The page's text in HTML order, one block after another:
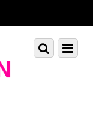
Menu
Scroll
down